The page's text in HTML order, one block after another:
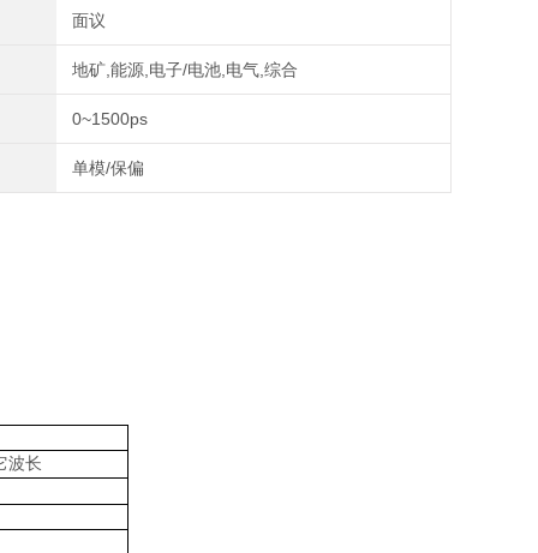
面议
地矿,能源,电子/电池,电气,综合
0~1500ps
单模/保偏
波长